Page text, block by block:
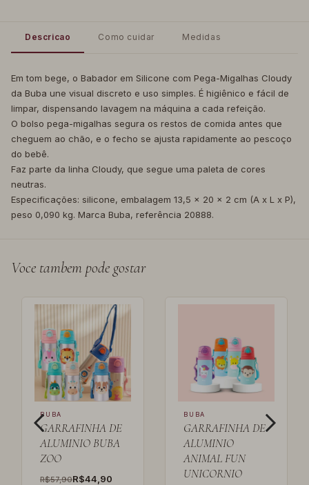
Descricao Como cuidar Medidas
Em tom bege, o Babador em Silicone com Pega-Migalhas Cloudy
da Buba une visual discreto e uso simples. É higiênico e fácil de
limpar, dispensando lavagem na máquina a cada refeição.
O bolso pega-migalhas segura os restos de comida antes que
cheguem ao chão, e o fecho se ajusta rapidamente ao pescoço
do bebê.
Faz parte da linha Cloudy, que segue uma paleta de cores
neutras.
Especificações: silicone, embalagem 13,5 x 20 x 2 cm (A x L x P),
peso 0,090 kg. Marca Buba, referência 20888.
Voce tambem pode gostar
BUBA
GARRAFINHA DE
ALUMINIO BUBA
ZOO
R$57,90R$44,90
BUBA
GARRAFINHA DE
ALUMINIO
ANIMAL FUN
UNICORNIO